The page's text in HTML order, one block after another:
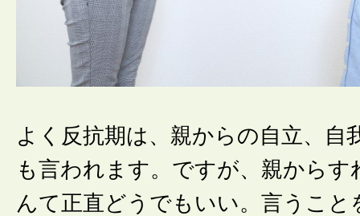
よく反抗期は、親からの自立、自
も言われます。ですが、親からす
んて正直どうでもいい。言うこと